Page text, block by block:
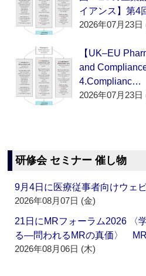
イアンス】第4
2026年07月23日
【UK–EU
and
4.Complianc…
2026年07月23日
研修会 セミナー 催し物
9月4日に医療従事者向けウェ
2026年08月07日 (金)
21日にMRフォーラム2026 〈
る―問われるMRの真価〉
2026年08月06日 (木)